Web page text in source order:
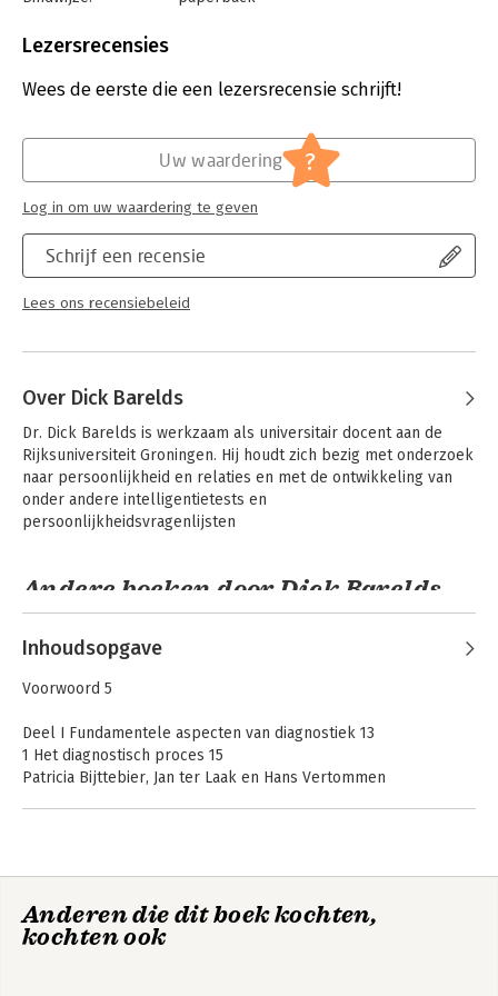
geïnteresseerd zijn in psychologische diagnostiek.
Uitgever:
Verschijningsdatum:
30-7-2018
Lezersrecensies
Wees de eerste die een lezersrecensie schrijft!
Schrijf een recensie
Lees ons recensiebeleid
Uw waardering ?
Log in om uw waardering te geven
Over Dick Barelds
Dr. Dick Barelds is werkzaam als universitair docent aan de
Rijksuniversiteit Groningen. Hij houdt zich bezig met onderzoek
naar persoonlijkheid en relaties en met de ontwikkeling van
onder andere intelligentietests en
persoonlijkheidsvragenlijsten
Andere boeken door Dick Barelds
Inhoudsopgave
Voorwoord 5
Deel I Fundamentele aspecten van diagnostiek 13
1 Het diagnostisch proces 15
Patricia Bijttebier, Jan ter Laak en Hans Vertommen
1.6 Diagnose Behandel Combinaties (DBC’s) 30
1.7 Besluit 31
Anderen die dit boek kochten,
kochten ook